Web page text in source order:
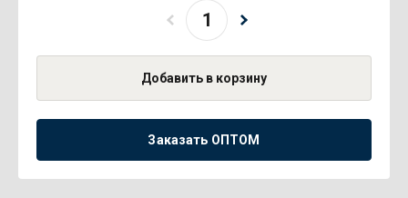
Добавить в корзину
Заказать ОПТОМ